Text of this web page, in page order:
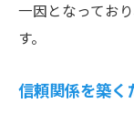
一因となってお
す。
信頼関係を築く